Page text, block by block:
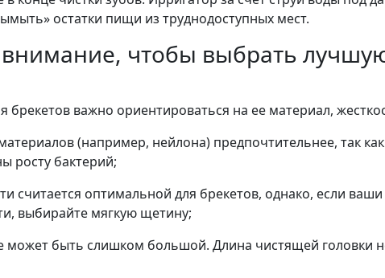
остатки пищи из труднодоступных мест.
чтобы выбрать
важно ориентироваться на ее материал,
(например, нейлона) предпочтительнее, так
росту бактерий;
считается оптимальной для брекетов, однако, если
выбирайте мягкую щетину;
может быть слишком большой. Длина чистящей головки